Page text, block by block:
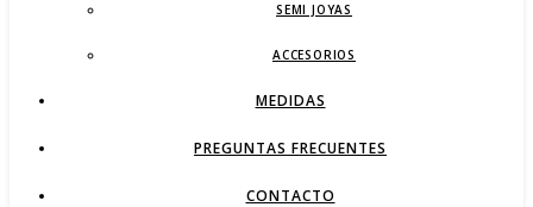
SEMI JOYAS
ACCESORIOS
MEDIDAS
PREGUNTAS FRECUENTES
CONTACTO